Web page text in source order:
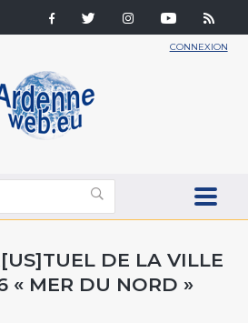
CONNEXION
DE LA VILLE
« MER DU NORD »